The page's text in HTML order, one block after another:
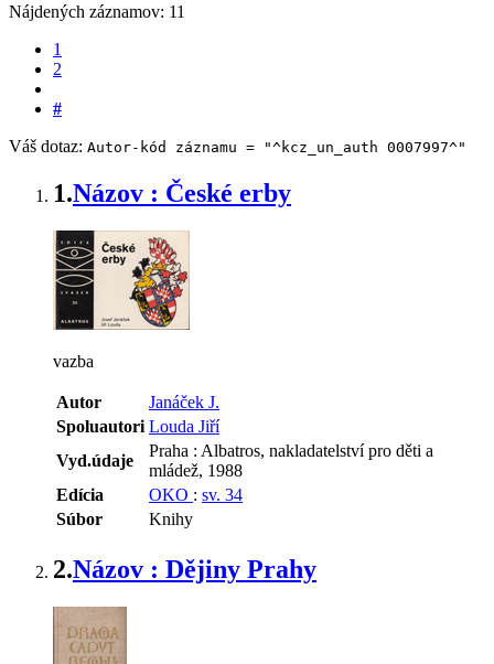
Nájdených záznamov: 11
1
2
#
Váš dotaz: Autor-kód záznamu = "^kcz_un_auth 0007997^"
1.Názov : České erby
vazba
Autor
Janáček J.
Spoluautori Louda Jiří
Vyd.údaje
Praha : Albatros, nakladatelství pro děti a
mládež, 1988
Edícia
OKO : sv. 34
Súbor
Knihy
2.Názov : Dějiny Prahy